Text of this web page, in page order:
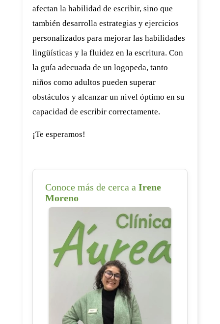
afectan la habilidad de escribir, sino que
también desarrolla estrategias y ejercicios
personalizados para mejorar las habilidades
lingüísticas y la fluidez en la escritura. Con
la guía adecuada de un logopeda, tanto
niños como adultos pueden superar
obstáculos y alcanzar un nivel óptimo en su
capacidad de escribir correctamente.
¡Te esperamos!
Conoce más de cerca a Irene
Moreno